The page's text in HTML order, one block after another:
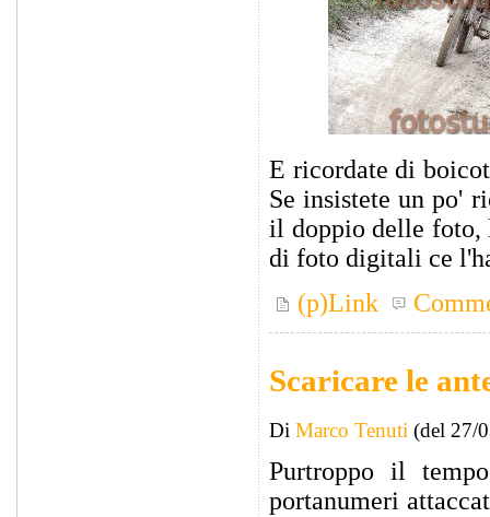
E ricordate di
Se insistete un po'
il doppio delle foto,
di foto digitali ce
(p)Link
Scaricare le
Di Marco Tenuti (del 27/
Purtroppo il
portanumeri